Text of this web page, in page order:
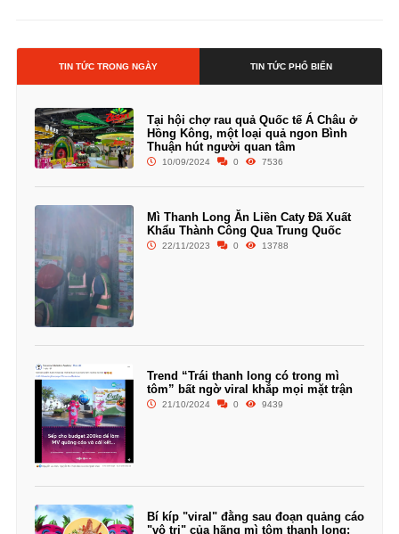
TIN TỨC TRONG NGÀY TIN TỨC PHỔ BIẾN
Tại hội chợ rau quả Quốc tế Á Châu ở
Hồng Kông, một loại quả ngon Bình
Thuận hút người quan tâm
10/09/2024 0 7536
Mì Thanh Long Ăn Liền Caty Đã Xuất
Khẩu Thành Công Qua Trung Quốc
22/11/2023 0 13788
Trend “Trái thanh long có trong mì
tôm” bất ngờ viral khắp mọi mặt trận
21/10/2024 0 9439
Bí kíp "viral" đằng sau đoạn quảng cáo
"vô tri" của hãng mì tôm thanh long: